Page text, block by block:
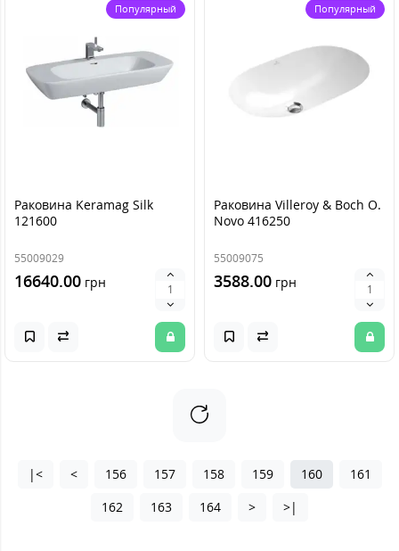
Популярный
Раковина Keramag Silk
121600
55009029
16640.00 грн
Популярный
Раковина Villeroy & Boch O.
Novo 416250
55009075
3588.00 грн
|< < 156 157 158 159 160
161
162
163 164 > >|